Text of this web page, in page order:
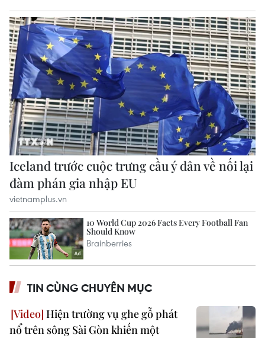
TIN CÙNG CHUYÊN MỤC
Hiện trường vụ ghe gỗ phát
nổ trên sông Sài Gòn khiến một